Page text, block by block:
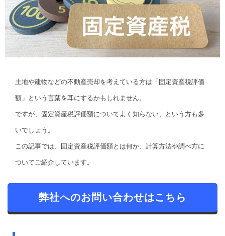
土地や建物などの不動産売却を考えている方は「固定資産税評価
額」という言葉を耳にするかもしれません。
ですが、固定資産税評価額についてよく知らない、という方も多
いでしょう。
この記事では、固定資産税評価額とは何か、計算方法や調べ方に
ついてご紹介しています。
弊社へのお問い合わせはこちら